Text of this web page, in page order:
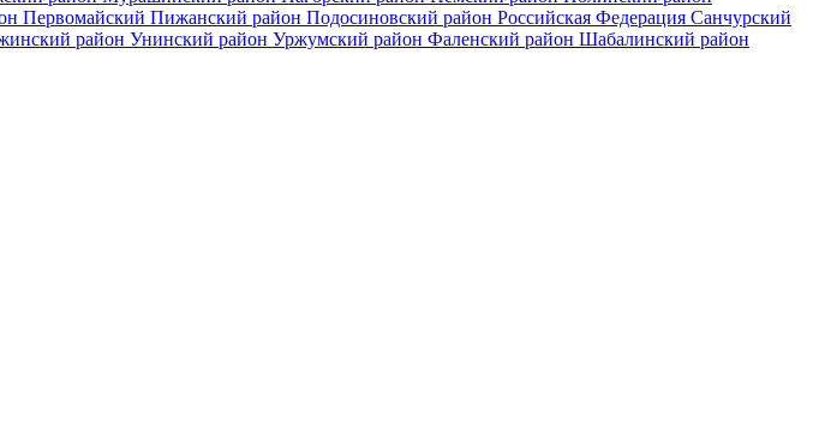
Первомайский Пижанский район Подосиновский район Российская Федерация Санчурский
район Унинский район Уржумский район Фаленский район Шабалинский район